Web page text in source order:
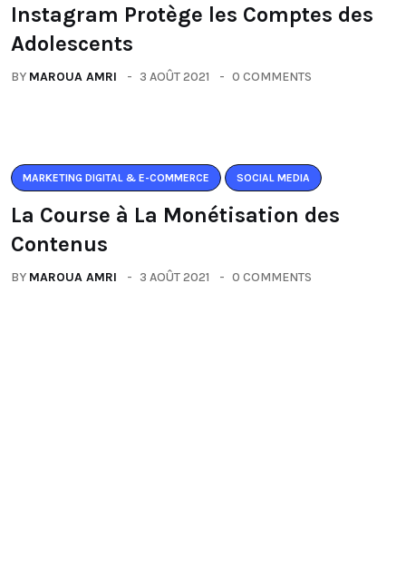
Instagram Protège les Comptes des
Adolescents
BY MAROUA AMRI 3 AOÛT 2021 0 COMMENTS
MARKETING DIGITAL & E-COMMERCE SOCIAL MEDIA
La Course à La Monétisation des
Contenus
BY MAROUA AMRI 3 AOÛT 2021 0 COMMENTS